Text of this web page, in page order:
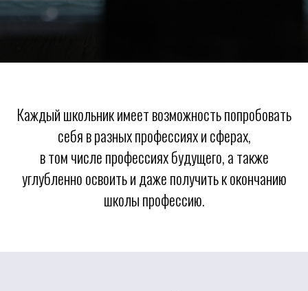
Каждый школьник имеет возможность попробовать
себя в разных профессиях и сферах,
в том числе профессиях будущего, а также
углубленно освоить и даже получить к окончанию
школы профессию.